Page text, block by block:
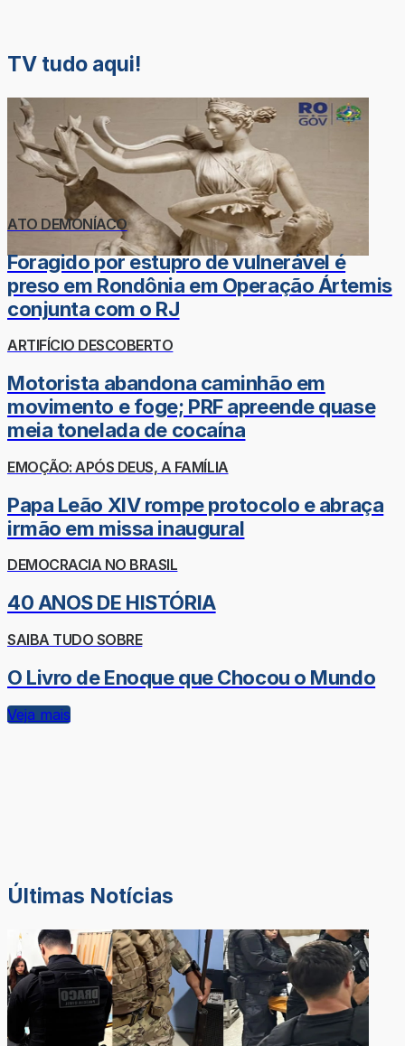
TV tudo aqui!
ATO DEMONÍACO
Foragido por estupro de vulnerável é
preso em Rondônia em Operação Ártemis
conjunta com o RJ
ARTIFÍCIO DESCOBERTO
Motorista abandona caminhão em
movimento e foge; PRF apreende quase
meia tonelada de cocaína
EMOÇÃO: APÓS DEUS, A FAMÍLIA
Papa Leão XIV rompe protocolo e abraça
irmão em missa inaugural
DEMOCRACIA NO BRASIL
40 ANOS DE HISTÓRIA
SAIBA TUDO SOBRE
O Livro de Enoque que Chocou o Mundo
Veja mais
Últimas Notícias